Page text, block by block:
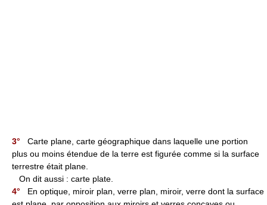
3° Carte plane, carte géographique dans laquelle une portion
plus ou moins étendue de la terre est figurée comme si la surface
terrestre était plane.
On dit aussi : carte plate.
4° En optique, miroir plan, verre plan, miroir, verre dont la surface